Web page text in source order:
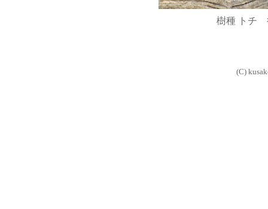
樹種 トチ
(C)